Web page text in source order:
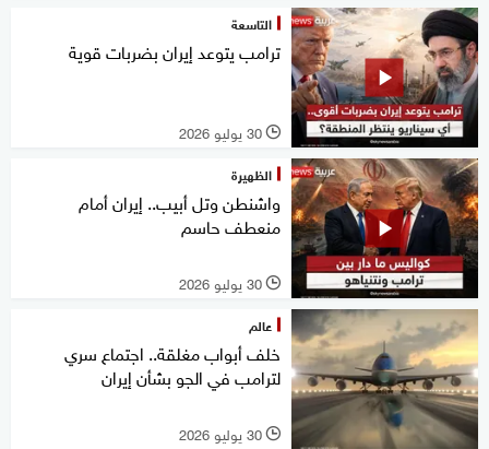
التاسعة
ترامب يتوعد إيران بضربات قوية
l 30 يوليو 2026
الظهيرة
واشنطن وتل أبيب.. إيران أمام
منعطف حاسم
l 30 يوليو 2026
عالم
خلف أبواب مغلقة.. اجتماع سري
لترامب في الجو بشأن إيران
l 30 يوليو 2026